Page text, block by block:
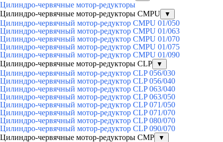
Цилиндро-червячные мотор-редукторы
Цилиндро-червячные мотор-редукторы CMPU
▼
Цилиндро-червячный мотор-редуктор CMPU 01/050
Цилиндро-червячный мотор-редуктор CMPU 01/063
Цилиндро-червячный мотор-редуктор CMPU 01/070
Цилиндро-червячный мотор-редуктор CMPU 01/075
Цилиндро-червячный мотор-редуктор CMPU 01/090
Цилиндро-червячные мотор-редукторы CLP
▼
Цилиндро-червячный мотор-редуктор CLP 056/030
Цилиндро-червячный мотор-редуктор CLP 056/040
Цилиндро-червячный мотор-редуктор CLP 063/040
Цилиндро-червячный мотор-редуктор CLP 063/050
Цилиндро-червячный мотор-редуктор CLP 071/050
Цилиндро-червячный мотор-редуктор CLP 071/070
Цилиндро-червячный мотор-редуктор CLP 080/070
Цилиндро-червячный мотор-редуктор CLP 090/070
Цилиндро-червячные мотор-редукторы CMP
▼